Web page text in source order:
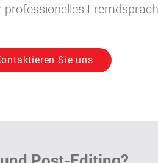
Sie uns